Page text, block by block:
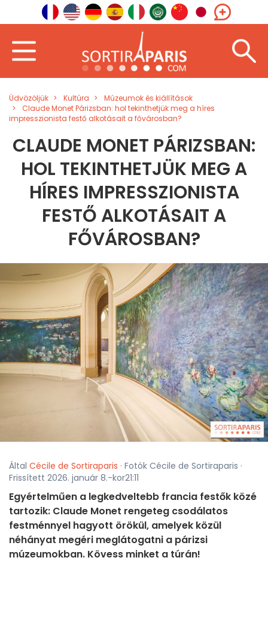
Üdvözöljük Kultúra
Múzeumok és kiállítások
Claude Monet Párizsban: hol tekinthetjük meg a híres
impresszionista festő alkotásait a fővárosban?
CLAUDE MONET PÁRIZSBAN:
HOL TEKINTHETJÜK MEG A
HÍRES IMPRESSZIONISTA
FESTŐ ALKOTÁSAIT A
FŐVÁROSBAN?
Által Cécile de Sortiraparis · Fotók Cécile de Sortiraparis ·
Frissített 2026. január 8.-kor21:11
Egyértelműen a legkedveltebb francia festők közé
tartozik: Claude Monet rengeteg csodálatos
festménnyel hagyott örökül, amelyek közül
néhányat megéri meglátogatni a párizsi
múzeumokban. Kövess minket a túrán!